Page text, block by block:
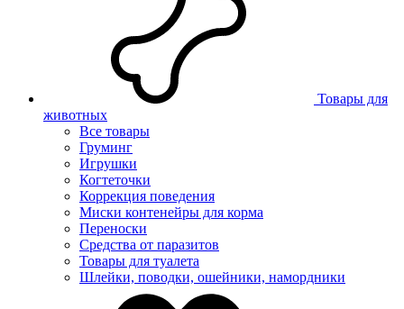
Товары для
животных
Все товары
Груминг
Игрушки
Когтеточки
Коррекция поведения
Миски контенейры для корма
Переноски
Средства от паразитов
Товары для туалета
Шлейки, поводки, ошейники, намордники